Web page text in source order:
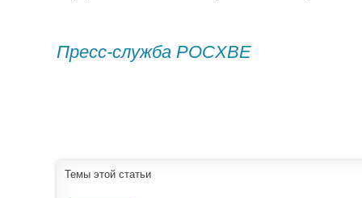
Пресс-служба РОСХВЕ
Темы этой статьи